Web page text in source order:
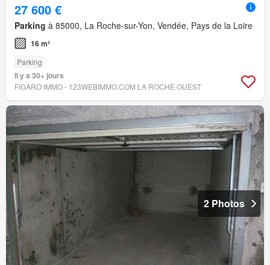
27 600 €
Parking à 85000, La Roche-sur-Yon, Vendée, Pays de la Loire
16 m²
Parking
Il y a 30+ jours
FIGARO IMMO - 123WEBIMMO.COM LA ROCHE OUEST
2 Photos